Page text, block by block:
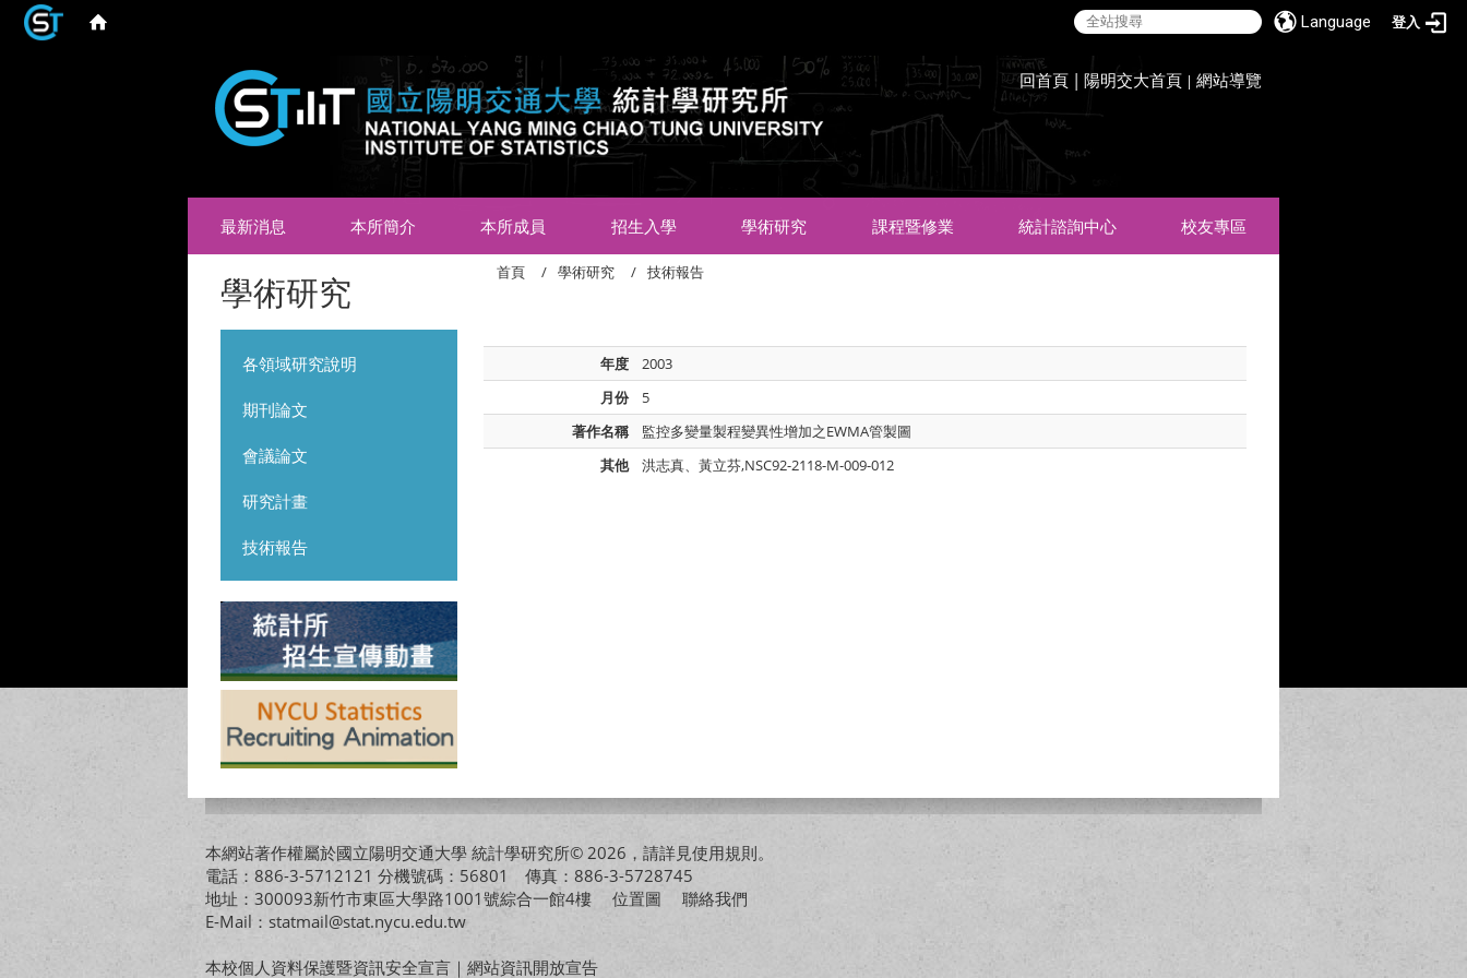
Language 登入
回首頁 | 陽明交大首頁 |網站導覽
最新消息 本所簡介 本所成員 招生入學 學術研究 課程暨修業 統計諮詢中心 校友專區
學術研究
各領域研究說明
期刊論文
會議論文
研究計畫
技術報告
首頁 學術研究 技術報告
年度
2003
月份
5
著作名稱
監控多變量製程變異性增加之EWMA管製圖
其他
洪志真、黃立芬,NSC92-2118-M-009-012
本網站著作權屬於國立陽明交通大學 統計學研究所© 2026，請詳見使用規則。
電話：886-3-5712121 分機號碼：56801 傳真：886-3-5728745
地址：300093新竹市東區大學路1001號綜合一館4樓 位置圖
聯絡我們
E-Mail：statmail@stat.nycu.edu.tw
本校個人資料保護暨資訊安全宣言 ｜ 網站資訊開放宣告